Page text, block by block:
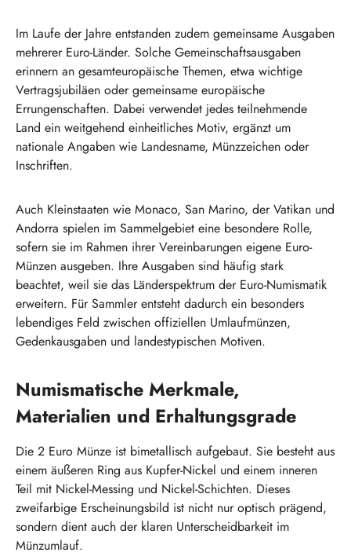
Im Laufe der Jahre entstanden zudem gemeinsame Ausgaben
mehrerer Euro-Länder. Solche Gemeinschaftsausgaben
erinnern an gesamteuropäische Themen, etwa wichtige
Vertragsjubiläen oder gemeinsame europäische
Errungenschaften. Dabei verwendet jedes teilnehmende
Land ein weitgehend einheitliches Motiv, ergänzt um
nationale Angaben wie Landesname, Münzzeichen oder
Inschriften.
Auch Kleinstaaten wie Monaco, San Marino, der Vatikan und
Andorra spielen im Sammelgebiet eine besondere Rolle,
sofern sie im Rahmen ihrer Vereinbarungen eigene Euro-
Münzen ausgeben. Ihre Ausgaben sind häufig stark
beachtet, weil sie das Länderspektrum der Euro-Numismatik
erweitern. Für Sammler entsteht dadurch ein besonders
lebendiges Feld zwischen offiziellen Umlaufmünzen,
Gedenkausgaben und landestypischen Motiven.
Numismatische Merkmale,
Materialien und Erhaltungsgrade
Die 2 Euro Münze ist bimetallisch aufgebaut. Sie besteht aus
einem äußeren Ring aus Kupfer-Nickel und einem inneren
Teil mit Nickel-Messing und Nickel-Schichten. Dieses
zweifarbige Erscheinungsbild ist nicht nur optisch prägend,
sondern dient auch der klaren Unterscheidbarkeit im
Münzumlauf.